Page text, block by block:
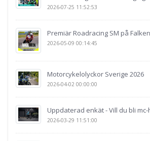
2026-07-25 11:52:53
Premiär Roadracing SM på
2026-05-09 00:14:45
Motorcykelolyckor Sverige 2026
2026-04-02 00:00:00
Uppdaterad enkät - Vill du bli
2026-03-29 11:51:00